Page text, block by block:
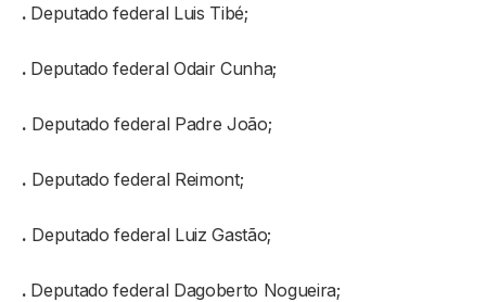
. Deputado federal Luis Tibé;
. Deputado federal Odair Cunha;
. Deputado federal Padre João;
. Deputado federal Reimont;
. Deputado federal Luiz Gastão;
. Deputado federal Dagoberto Nogueira;